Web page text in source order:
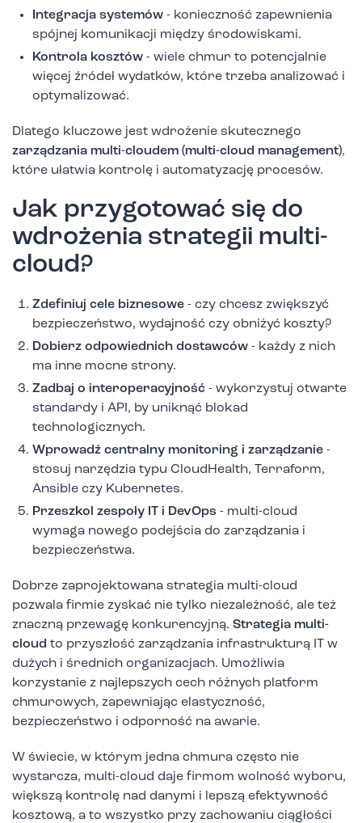
Integracja systemów - konieczność zapewnienia
spójnej komunikacji między środowiskami.
Kontrola kosztów - wiele chmur to potencjalnie
więcej źródeł wydatków, które trzeba analizować i
optymalizować.
Dlatego kluczowe jest wdrożenie skutecznego
zarządzania multi-cloudem (multi-cloud management),
które ułatwia kontrolę i automatyzację procesów.
Jak przygotować się do
wdrożenia strategii multi-
cloud?
Zdefiniuj cele biznesowe - czy chcesz zwiększyć
bezpieczeństwo, wydajność czy obniżyć koszty?
Dobierz odpowiednich dostawców - każdy z nich
ma inne mocne strony.
Zadbaj o interoperacyjność - wykorzystuj otwarte
standardy i API, by uniknąć blokad
technologicznych.
Wprowadź centralny monitoring i zarządzanie -
stosuj narzędzia typu CloudHealth, Terraform,
Ansible czy Kubernetes.
Przeszkol zespoły IT i DevOps - multi-cloud
wymaga nowego podejścia do zarządzania i
bezpieczeństwa.
Dobrze zaprojektowana strategia multi-cloud
pozwala firmie zyskać nie tylko niezależność, ale też
znaczną przewagę konkurencyjną. Strategia multi-
cloud to przyszłość zarządzania infrastrukturą IT w
dużych i średnich organizacjach. Umożliwia
korzystanie z najlepszych cech różnych platform
chmurowych, zapewniając elastyczność,
bezpieczeństwo i odporność na awarie.
W świecie, w którym jedna chmura często nie
wystarcza, multi-cloud daje firmom wolność wyboru,
większą kontrolę nad danymi i lepszą efektywność
kosztową, a to wszystko przy zachowaniu ciągłości